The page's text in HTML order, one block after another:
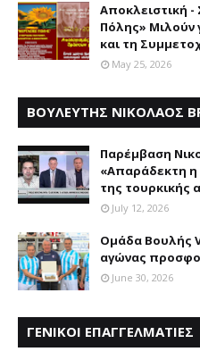
Αποκλειστική -
Πόλης» Μιλούν
και τη
May 25, 2026
ΒΟΥΛΕΥΤΗΣ ΝΙΚΟΛΑΟΣ
Παρέμβαση
«Aπαράδεκτη
της τουρκικής
July 12, 2026
Ομάδα Βουλής
αγώνας
June 30, 2026
ΓΕΝΙΚΟΙ ΕΠΑΓΓΕΛΜΑΤΙΕΣ